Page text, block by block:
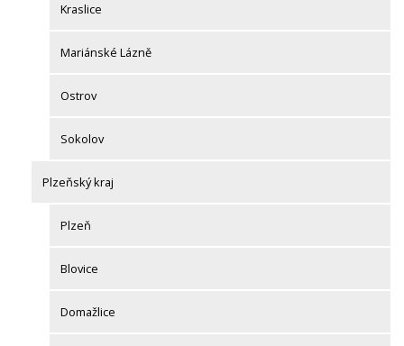
Kraslice
Mariánské Lázně
Ostrov
Sokolov
Plzeňský kraj
Plzeň
Blovice
Domažlice